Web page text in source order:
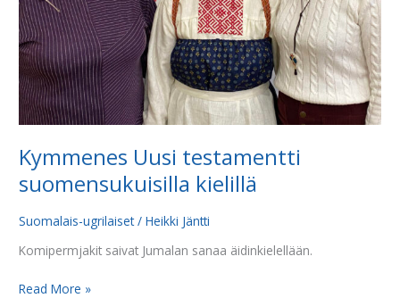
Kymmenes Uusi testamentti
suomensukuisilla kielillä
Suomalais-ugrilaiset/Heikki Jäntti
Komipermjakit saivat Jumalan sanaa äidinkielellään.
Read More »